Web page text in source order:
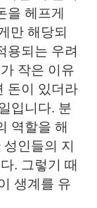
을 헤프게
만 해당되
용되는 우려
작은 이유
돈이 있더라
입니다. 분
역할을 해
인들의 지
. 그렇기 때
생계를 유